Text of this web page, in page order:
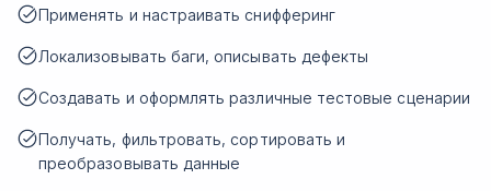
Применять и настраивать снифферинг
Локализовывать баги, описывать дефекты
Создавать и оформлять различные тестовые сценарии
Получать, фильтровать, сортировать и
преобразовывать данные